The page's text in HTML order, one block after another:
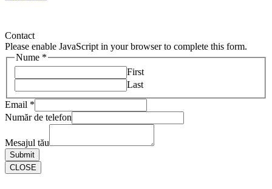
Contact
Please enable JavaScript in your browser to complete this form.
Nume *
First
Last
Email *
Număr de telefon
Mesajul tău
Submit
CLOSE